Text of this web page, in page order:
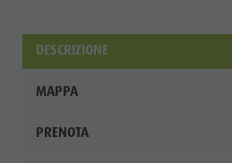
DESCRIZIONE
MAPPA
PRENOTA